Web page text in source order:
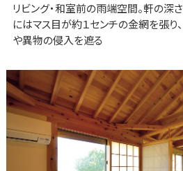
リビング・和室前の雨端空間。軒の深
にはマス目が約１センチの金網を張り
や異物の侵入を遮る